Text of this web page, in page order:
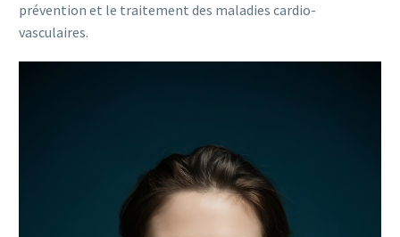
prévention et le traitement des maladies cardio-
vasculaires.